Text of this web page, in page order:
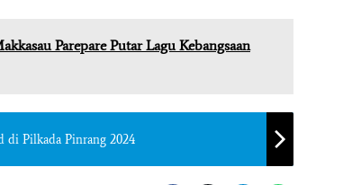
Parepare Putar Lagu Kebangsaan
di Pilkada Pinrang 2024